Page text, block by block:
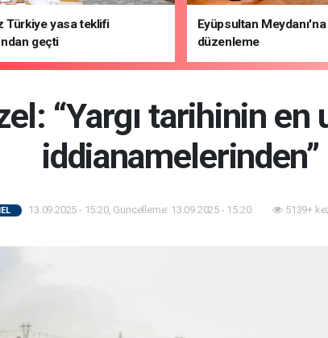
Türkiye yasa teklifi
geçti
Eyüpsultan
düzenleme
“Yargı tarihinin en
iddianamelerinden”
13.09.2025 - 15:20, Güncelleme: 13.09.2025 - 15:20 5139+